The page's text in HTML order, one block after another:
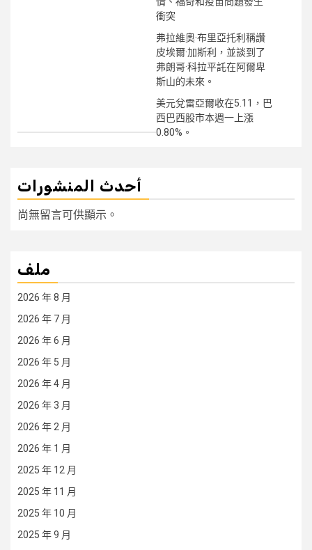
衝突
弗拉維奧·布里亞托利稱讚
皮埃爾·加斯利，並談到了
弗朗哥·科拉平託在阿爾卑
斯山的未來。
美元兌雷亞爾收在5.11，巴
西巴西股市本週一上漲
0.80%。
أحدث المنشورات
尚無留言可供顯示。
ملف
2026 年 8 月
2026 年 7 月
2026 年 6 月
2026 年 5 月
2026 年 4 月
2026 年 3 月
2026 年 2 月
2026 年 1 月
2025 年 12 月
2025 年 11 月
2025 年 10 月
2025 年 9 月